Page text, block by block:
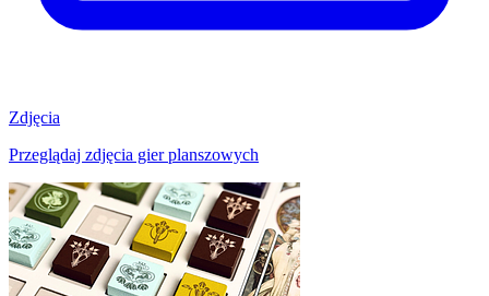
Zdjęcia
Przeglądaj zdjęcia gier planszowych